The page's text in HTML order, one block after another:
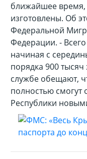
ближайшее время,
изготовлены. Об
Федеральной
Федерации. -
начиная с
порядка 900
службе обещают,
полностью смогут
Республики